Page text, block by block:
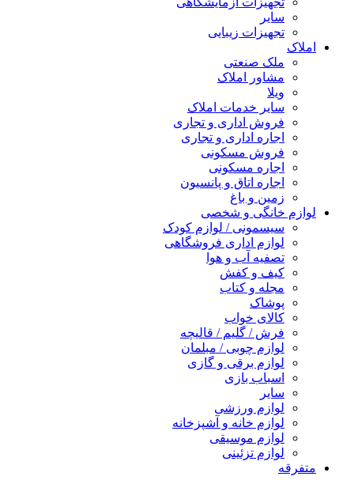
سایر
تجهیزات زیبایی
املاک
ملک صنعتی
مشاور املاک
ویلا
سایر خدمات املاک
فروش اداری و تجاری
اجاره اداری و تجاری
فروش مسکونی
اجاره مسکونی
اجاره اتاق و پانسیون
زمین و باغ
لوازم خانگی و شخصی
سیسمونی / لوازم کودک
لوازم اداری فروشگاهی
تصفیه آب و هوا
کیف و کفش
مجله و کتاب
پوشاک
کالای خواب
فرش / گلیم / قالیچه
لوازم چوبی / مبلمان
لوازم برقی و گازی
اسباب بازی
سایر
لوازم ورزشی
لوازم خانه و آشپزخانه
لوازم موسیقی
لوازم تزئینی
متفرقه